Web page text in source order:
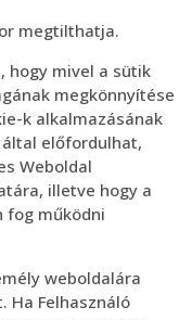
megtilthatja.
hogy mivel a sütik
megkönnyítése
k alkalmazásának
előfordulhat,
Weboldal
illetve hogy a
fog működni
weboldalára
Ha Felhasználó